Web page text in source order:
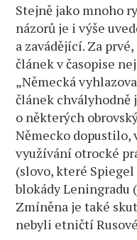
Stejně jako mnoho
názorů je i výše
a zavádějící. Za
článek v časopise
„Německá
článek chvályhodně
o některých
Německo dopustilo,
využívání otrocké
(slovo, které
blokády Leningradu
Zmíněna je také
nebyli etničtí